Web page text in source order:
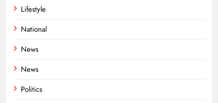
Lifestyle
National
News
News
Politics